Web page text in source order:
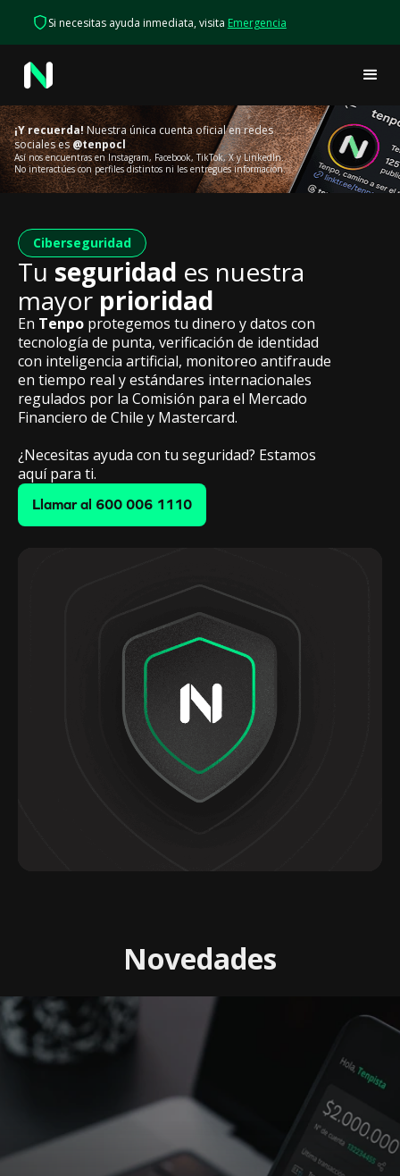
Si necesitas ayuda inmediata, visita Emergencia
¡Y recuerda!Nuestra única cuenta oficial en redes
sociales es@tenpocl
Así nos encuentras en Instagram, Facebook, TikTok, X y LinkedIn.
No interactúes con perfiles distintos ni les entregues información.
Ciberseguridad
Tu seguridad es nuestra
mayor prioridad
En Tenpo protegemos tu dinero y datos con
tecnología de punta, verificación de identidad
con inteligencia artificial, monitoreo antifraude
en tiempo real y estándares internacionales
regulados por la Comisión para el Mercado
Financiero de Chile y Mastercard.
¿Necesitas ayuda con tu seguridad? Estamos
aquí para ti.
Llamar al 600 006 1110
Novedades